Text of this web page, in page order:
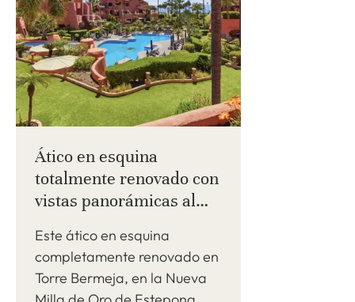
Ático en esquina
totalmente renovado con
vistas panorámicas al
Nueva Milla de Oro
Este ático en esquina
completamente renovado en
Torre Bermeja, en la Nueva